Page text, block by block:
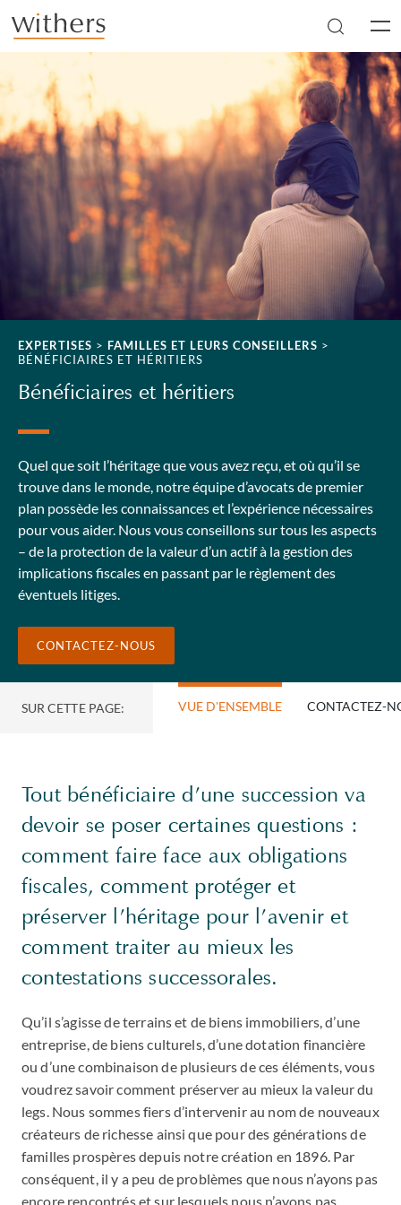
Skip to main content
EXPERTISES > FAMILLES ET LEURS CONSEILLERS >
BÉNÉFICIAIRES ET HÉRITIERS
Bénéficiaires et héritiers
Quel que soit l’héritage que vous avez reçu, et où qu’il se
trouve dans le monde, notre équipe d’avocats de premier
plan possède les connaissances et l’expérience nécessaires
pour vous aider. Nous vous conseillons sur tous les aspects
– de la protection de la valeur d’un actif à la gestion des
implications fiscales en passant par le règlement des
éventuels litiges.
CONTACTEZ-NOUS
SUR CETTE PAGE: VUE D'ENSEMBLE CONTACTEZ-
Tout bénéficiaire d’une succession va
devoir se poser certaines questions :
comment faire face aux obligations
fiscales, comment protéger et
préserver l’héritage pour l’avenir et
comment traiter au mieux les
contestations successorales.
Qu’il s’agisse de terrains et de biens immobiliers, d’une
entreprise, de biens culturels, d’une dotation financière
ou d’une combinaison de plusieurs de ces éléments, vous
voudrez savoir comment préserver au mieux la valeur du
legs. Nous sommes fiers d’intervenir au nom de nouveaux
créateurs de richesse ainsi que pour des générations de
familles prospères depuis notre création en 1896. Par
conséquent, il y a peu de problèmes que nous n’ayons pas
encore rencontrés et sur lesquels nous n’ayons pas